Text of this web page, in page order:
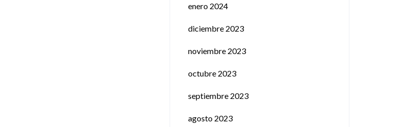
enero 2024
diciembre 2023
noviembre 2023
octubre 2023
septiembre 2023
agosto 2023